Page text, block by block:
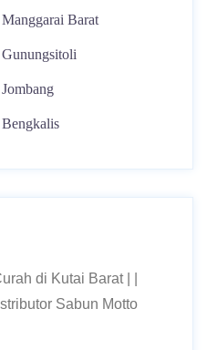
Barat
di Kutai Barat | |
Sabun Motto